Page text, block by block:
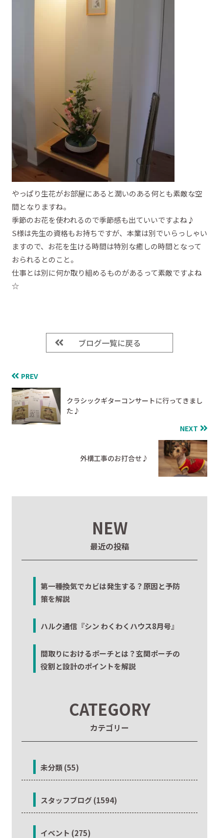
やっぱり生花がお部屋にあると潤いのある何とも素敵な空
間となりますね。
季節のお花を使われるので季節感も出ていいですよね♪
S様は先生の資格もお持ちですが、本業は別でいらっしゃい
ますので、お花を生ける時間は特別な癒しの時間となって
おられるとのこと。
仕事とは別に何か取り組めるものがあるって素敵ですよね
☆
ブログ一覧に戻る
PREV
クラシックギターコンサートに行ってきまし
た♪
NEXT
外構工事のお打合せ♪
NEW
最近の投稿
第一種換気でカビは発生する？原因と予防
策を解説
ハルク通信『シン わくわくハウス8月号』
間取りにおけるポーチとは？玄関ポーチの
役割と設計のポイントを解説
CATEGORY
カテゴリー
未分類 (55)
スタッフブログ (1594)
イベント (275)